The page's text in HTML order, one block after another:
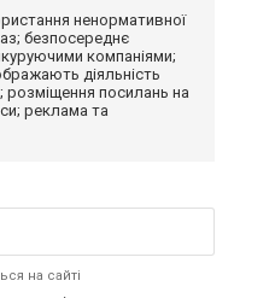
ненормативної
безпосереднє
компаніями;
діяльність
розміщення посилань на
реклама та
на сайті